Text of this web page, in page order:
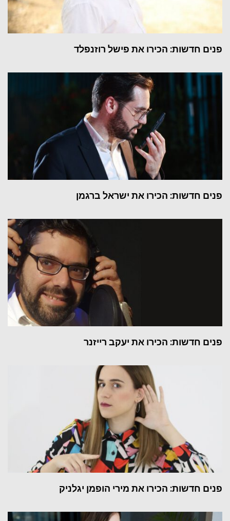
פנים חדשות: הכירו את פישל רוזנפלד
פנים חדשות: הכירו את ישראל ברגמן
פנים חדשות: הכירו את יעקב רייזנר
פנים חדשות: הכירו את מירי הופמן יגלניק